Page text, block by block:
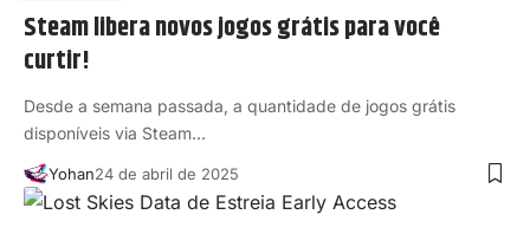
Steam libera novos jogos grátis para você
curtir!
Desde a semana passada, a quantidade de jogos grátis
disponíveis via Steam…
Yohan24 de abril de 2025